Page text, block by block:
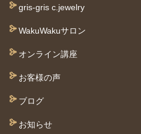
gris-gris c.jewelry
WakuWakuサロン
オンライン講座
お客様の声
ブログ
お知らせ